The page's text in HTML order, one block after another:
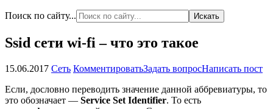
Поиск по сайту...
Ssid сети wi-fi – что это такое
15.06.2017 Сеть КомментироватьЗадать вопросНаписать пост
Если, дословно переводить значение данной аббревиатуры, то
это обозначает — Service Set Identifier. То есть